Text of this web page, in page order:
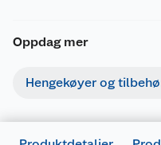
Oppdag mer
Hengekøyer og